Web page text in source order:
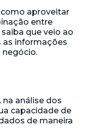
aproveitar
entre
que veio ao
as informações
negócio.
análise dos
capacidade de
de maneira